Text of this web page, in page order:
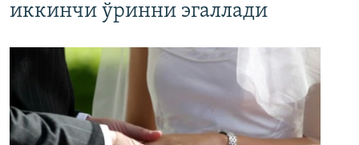
иккинчи ўринни эгаллади